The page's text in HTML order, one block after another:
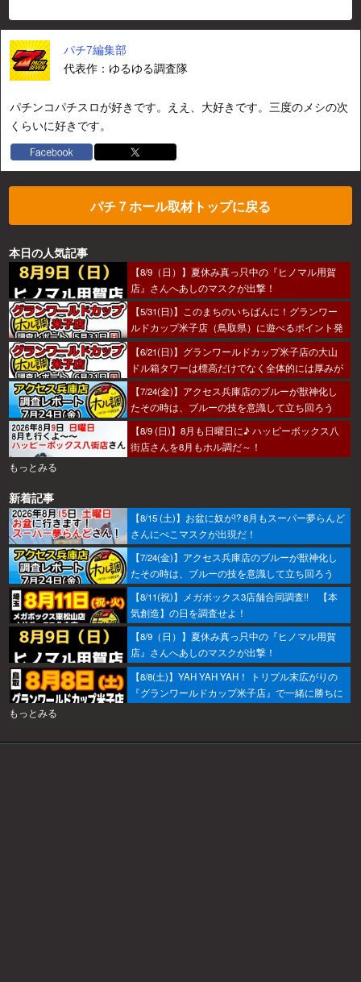
パチ7編集部
代表作：ゆるゆる調査隊
パチンコパチスロが好きです。ええ、大好きです。三度のメシの次
くらいに好きです。
パチ７ホール取材トップに戻る
本日の人気記事
【8/9（日）】夏休み真っ只中の『ヒノマル用賀
店』さんへあしのマスクが出撃！
【5/31(日)】このまちのいちばんに！グランワー
ルドカップ米子店（鳥取県）に遊べるポイント発
見！？
【6/21(日)】グランワールドカップ米子店の大山
ドル箱タワーは標高だけでなく全体的には厚みが
あった～！
【7/24(金)】アクセス兵庫店のブルーが獣神化し
たその時は、ブルーの技を意識して立ち回ろう
ぞ！
【8/9 (日)】8月も日曜日に♪ ハッピーボックス八
街店さんを8月もホル調だ～！
もっとみる
新着記事
【8/15 (土)】お盆に奴が!? 8月もスーパー夢らんど
さんにぺこマスクが出現だ！
【7/24(金)】アクセス兵庫店のブルーが獣神化し
たその時は、ブルーの技を意識して立ち回ろう
ぞ！
【8/11(祝)】メガボックス3店舗合同調査!! 【本
気創造】の日を調査せよ！
【8/9（日）】夏休み真っ只中の『ヒノマル用賀
店』さんへあしのマスクが出撃！
【8/8(土)】YAH YAH YAH！ トリプル末広がりの
『グランワールドカップ米子店』で一緒に勝ちに
もっとみる